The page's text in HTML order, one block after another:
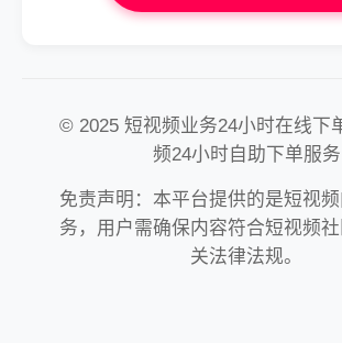
© 2025 短视频业务24小时在线下
频24小时自助下单服务
免责声明：本平台提供的是短视
务，用户需确保内容符合短视频
关法律法规。